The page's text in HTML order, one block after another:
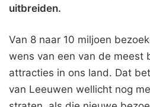
uitbreiden.
Van 8 naar 10 miljoen
wens van een van de meest
attracties in ons land. Dat
van Leeuwen wellicht nog